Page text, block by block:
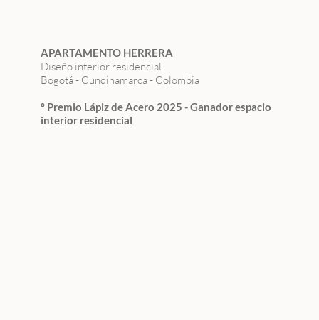
APARTAMENTO HERRERA
Diseño interior residencial.
Bogotá - Cundinamarca - Colombia
º Premio Lápiz de Acero 2025 - Ganador espacio
interior residencial